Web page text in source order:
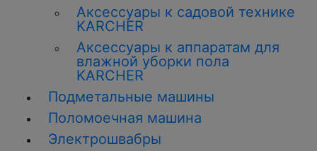
Аксессуары к садовой технике
KARCHER
Аксессуары к аппаратам для
влажной уборки пола
KARCHER
Подметальные машины
Поломоечная машина
Электрошвабры